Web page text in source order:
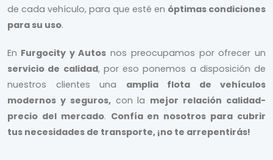
de cada vehículo, para que esté en óptimas condiciones
para su uso.
En Furgocity y Autos nos preocupamos por ofrecer un
servicio de calidad, por eso ponemos a disposición de
nuestros clientes una amplia flota de vehículos
modernos y seguros,con la mejor relación calidad-
precio del mercado. Confía en nosotros para cubrir
tus necesidades de transporte, ¡no te arrepentirás!